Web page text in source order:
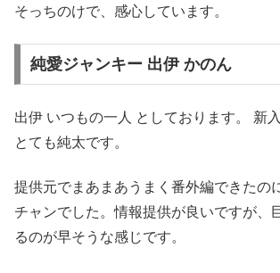
そっちのけで、感心しています。
純愛ジャンキー 出伊 かのん
出伊 いつもの一人 としております。 新
とても純太です。
提供元でまあまあうまく番外編できたの
チャンでした。情報提供が良いですが、
るのが早そうな感じです。